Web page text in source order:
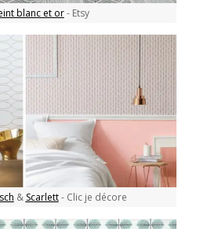
blanc et or- Etsy
& Scarlett- Clic je décore